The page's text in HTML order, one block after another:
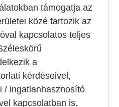
támogatja az
közé tartozik az
kapcsolatos teljes
a
kérdéseivel,
/ ingatlanhasznosító
kapcsolatban is.